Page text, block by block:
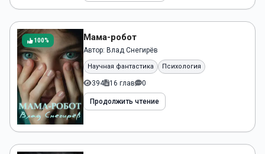
100% Мама-робот
Автор: Влад Снегирёв
Научная фантастика Психология
394 16 глав 0
Продолжить чтение